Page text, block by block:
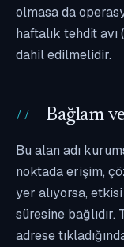
olmasa da
haftalık tehdit
dahil edilmelidir.
Bağlam
Bu alan adı
noktada erişim,
yer alıyorsa,
süresine
adrese